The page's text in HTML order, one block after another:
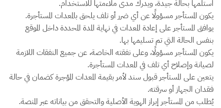
استلمها بحالة جيدة، ويدرك مدى ملاءمتها للاستخدام.
يكون المستأجر مسؤولًا عن أي ضرر أو تلف يلحق بالمعدات المستأجرة.
يوافق المستأجر على إعادة المعدات في نهاية المدة المحددة داخل الموقع
بنفس الحالة التي تم تسليمها بها.
يكون المستأجر مسؤولًا، وعلى نفقته الخاصة، عن جميع النفقات اللازمة
لصيانة وإصلاح أي تلف في المعدات المستأجرة.
يتعين على المستأجر قبول سند لأمر بقيمة المعدات المؤجرة كضمان في حالة
فقدان الجهاز أو سرقته.
يُطلب من المستأجر إبراز الهوية الأصلية والتحقق من بياناته عبر المنصة.